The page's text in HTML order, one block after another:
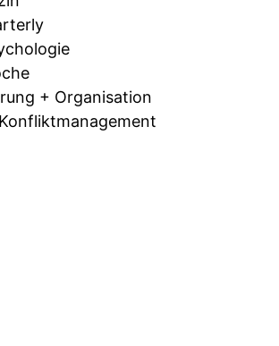
+ Organisation